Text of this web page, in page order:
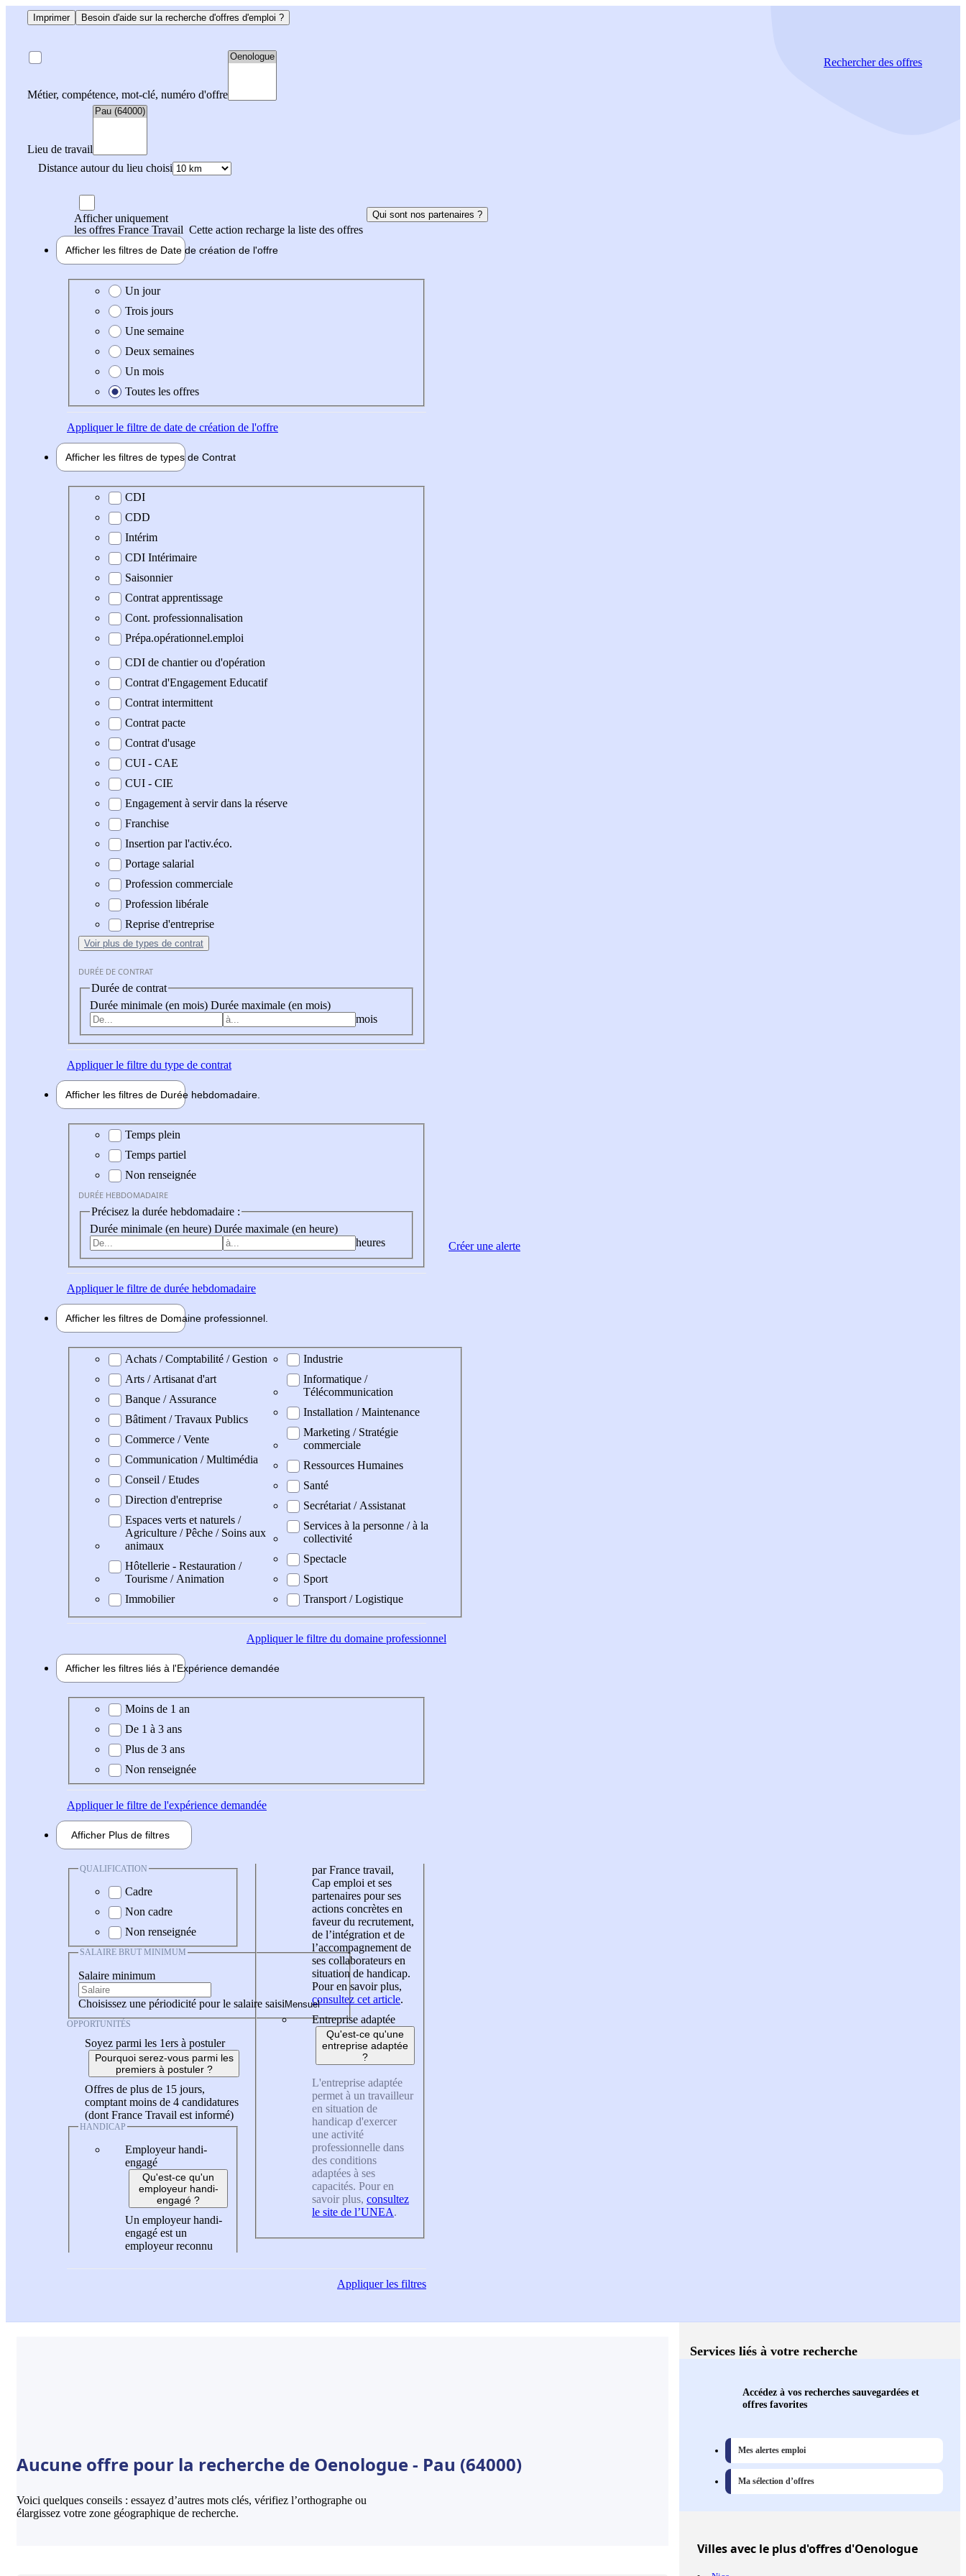
Imprimer Besoin d'aide sur la recherche d'offres d'emploi ?
Métier, compétence, mot-clé, numéro d'offre
Lieu de travail
Distance autour du lieu choisi
Rechercherdes offres
Afficher uniquement
les offres France Travail Cette action recharge la liste des offres
Qui sont nos partenaires ?
Afficher les filtres de Date de création de l'offre
Date de création de l'offre
Un jour
Trois jours
Une semaine
Deux semaines
Un mois
Toutes les offres
Appliquerle filtre de date de création de l'offre
Afficher les filtres de types de Contrat
Type de contrat
CDI
CDD
Intérim
CDI Intérimaire
Saisonnier
Contrat apprentissage
Cont. professionnalisation
Prépa.opérationnel.emploi
CDI de chantier ou d'opération
Contrat d'Engagement Educatif
Contrat intermittent
Contrat pacte
Contrat d'usage
CUI - CAE
CUI - CIE
Engagement à servir dans la réserve
Franchise
Insertion par l'activ.éco.
Portage salarial
Profession commerciale
Profession libérale
Reprise d'entreprise
Voir plus de types de contrat
DURÉE DE CONTRAT
Durée de contrat
Durée minimale (en mois) Durée maximale (en mois)
mois
Appliquerle filtre du type de contrat
Afficher les filtres de Durée hebdomadaire
Durée hebdomadaire
Temps plein
Temps partiel
Non renseignée
DURÉE HEBDOMADAIRE
Précisez la durée hebdomadaire :
Durée minimale (en heure) Durée maximale (en heure)
heures
Appliquerle filtre de durée hebdomadaire
Afficher les filtres de Domaine professionnel
Domaine professionel
Achats / Comptabilité / Gestion
Arts / Artisanat d'art
Banque / Assurance
Bâtiment / Travaux Publics
Commerce / Vente
Communication / Multimédia
Conseil / Etudes
Direction d'entreprise
Espaces verts et naturels /
Agriculture / Pêche / Soins aux
animaux
Hôtellerie - Restauration /
Tourisme / Animation
Immobilier
Industrie
Informatique /
Télécommunication
Installation / Maintenance
Marketing / Stratégie
commerciale
Ressources Humaines
Santé
Secrétariat / Assistanat
Services à la personne / à la
collectivité
Spectacle
Sport
Transport / Logistique
Appliquerle filtre du domaine professionnel
Afficher les filtres liés à l'Expérience demandée
Expérience demandée
Moins de 1 an
De 1 à 3 ans
Plus de 3 ans
Non renseignée
Appliquerle filtre de l'expérience demandée
Afficher Plus de filtres
QUALIFICATION
Cadre
Non cadre
Non renseignée
SALAIRE BRUT MINIMUM
Salaire minimum
Choisissez une périodicité pour le salaire saisi
OPPORTUNITÉS
Soyez parmi les 1ers à postuler
Pourquoi serez-vous parmi les
premiers à postuler ?
Offres de plus de 15 jours,
comptant moins de 4 candidatures
(dont France Travail est informé)
HANDICAP
Employeur handi-
engagé
Qu'est-ce qu'un
employeur handi-
engagé ?
Un employeur handi-
engagé est un
employeur reconnu
par France travail,
Cap emploi et ses
partenaires pour ses
actions concrètes en
faveur du recrutement,
de l’intégration et de
l’accompagnement de
ses collaborateurs en
situation de handicap.
Pour en savoir plus,
consultez cet article.
Entreprise adaptée
Qu'est-ce qu'une
entreprise adaptée
?
L'entreprise adaptée
permet à un travailleur
en situation de
handicap d'exercer
une activité
professionnelle dans
des conditions
adaptées à ses
capacités. Pour en
savoir plus, consultez
le site de l’UNEA.
Appliquerles filtres
Créer une alerte
Aucune offre pour la recherche de Oenologue - Pau (64000)
Voici quelques conseils : essayez d’autres mots clés, vérifiez l’orthographe ou
élargissez votre zone géographique de recherche.
Services liés à votre recherche
Accédez à vos recherches sauvegardées et
offres favorites
Mes alertes emploi
Ma sélection d’offres
Villesavec le plus d'offres d'Oenologue